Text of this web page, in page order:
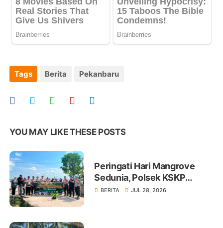
Tags Berita Pekanbaru
YOU MAY LIKE THESE POSTS
Peringati Hari Mangrove
Sedunia, Polsek KSKP
Tembilahan Tanam 100 Bibit
BERITA JUL 28, 2026